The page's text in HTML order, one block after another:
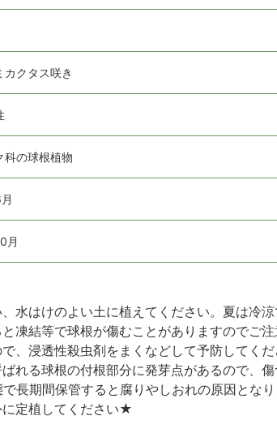
カクタス咲き
科の球根植物
月
水はけのよい土に植えてください。夏は冷
凍結等で球根が傷むことがありますのでご
、浸透性殺虫剤をまくなどして予防してく
れる球根の付根部分に発芽点があるので、
長期間保管すると腐りやしおれの原因とな
に定植してください★